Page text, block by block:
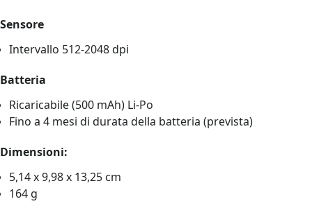
Sensore
Intervallo 512-2048 dpi
Batteria
Ricaricabile (500 mAh) Li-Po
Fino a 4 mesi di durata della batteria (prevista)
Dimensioni:
5,14 x 9,98 x 13,25 cm
164 g